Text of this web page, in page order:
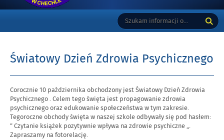
DZIEŃ
ZDROWIA
PSYCHICZNEGO
Wyszukiwarka
Tutaj
wpisz
szukaną
Światowy Dzień Zdrowia Psychicznego
Opublikowano
w
dniu
Corocznie 10 października obchodzony jest Światowy Dzień Zdrowia
Psychicznego . Celem tego święta jest propagowanie zdrowia
psychicznego oraz edukowanie społeczeństwa w tym zakresie.
Tegoroczne obchody święta w naszej szkole odbywały się pod hasłem:
” Czytanie książek pozytywnie wpływa na zdrowie psychiczne „.
Zapraszamy na fotorelację.